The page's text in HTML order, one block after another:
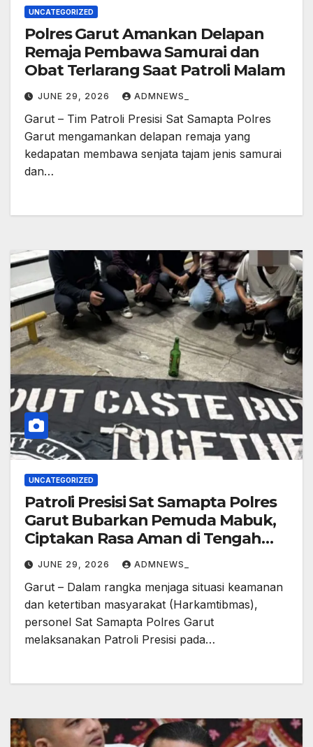
UNCATEGORIZED
Polres Garut Amankan Delapan
Remaja Pembawa Samurai dan
Obat Terlarang Saat Patroli Malam
JUNE 29, 2026 ADMNEWS_
Garut – Tim Patroli Presisi Sat Samapta Polres
Garut mengamankan delapan remaja yang
kedapatan membawa senjata tajam jenis samurai
dan…
UNCATEGORIZED
Patroli Presisi Sat Samapta Polres
Garut Bubarkan Pemuda Mabuk,
Ciptakan Rasa Aman di Tengah
Masyarakat
JUNE 29, 2026 ADMNEWS_
Garut – Dalam rangka menjaga situasi keamanan
dan ketertiban masyarakat (Harkamtibmas),
personel Sat Samapta Polres Garut
melaksanakan Patroli Presisi pada…